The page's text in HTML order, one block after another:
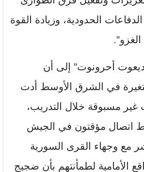
الدفاعات الحدودية، وزيادة القوة
أحرونوت” إلى أن
في الشرق الأوسط أدت
غير مسبوقة خلال التدريب،
اتصال مؤقتون في الجيش
مع وجهاء القرى السورية
الأمامية لطمأنتهم بأن ضجيج